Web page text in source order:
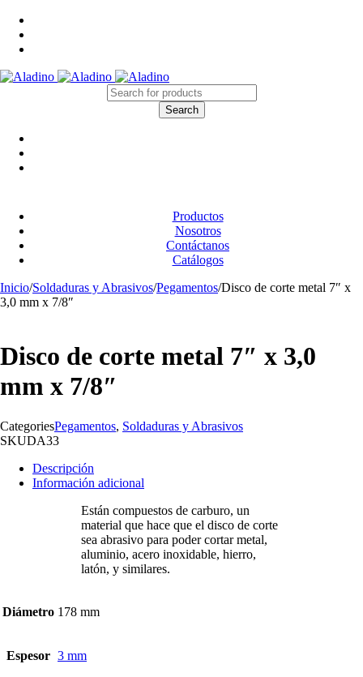
Productos
Nosotros
Contáctanos
Catálogos
Inicio/Soldaduras y Abrasivos/Pegamentos/Disco de corte metal 7″ x
3,0 mm x 7/8″
Disco de corte metal 7″ x 3,0
mm x 7/8″
CategoriesPegamentos, Soldaduras y Abrasivos
SKUDA33
Descripción
Información adicional
Están compuestos de carburo, un
material que hace que el disco de corte
sea abrasivo para poder cortar metal,
aluminio, acero inoxidable, hierro,
latón, y similares.
Diámetro 178 mm
Espesor 3 mm